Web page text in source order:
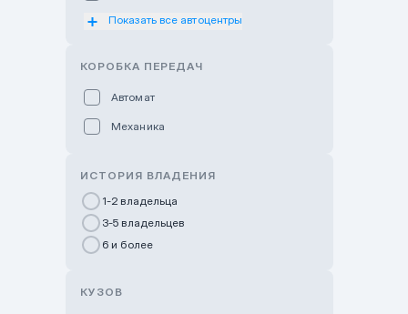
Mycar Uralsk
GWM Nurly Zhol
Chery Astana
Показать все автоцентры
КОРОБКА ПЕРЕДАЧ
Автомат
Механика
ИСТОРИЯ ВЛАДЕНИЯ
1-2 владельца
3-5 владельцев
6 и более
КУЗОВ